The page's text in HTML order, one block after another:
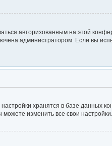
авторизованным на этой
администратором. Если вы
хранятся в базе данных
изменить все свои настройки.